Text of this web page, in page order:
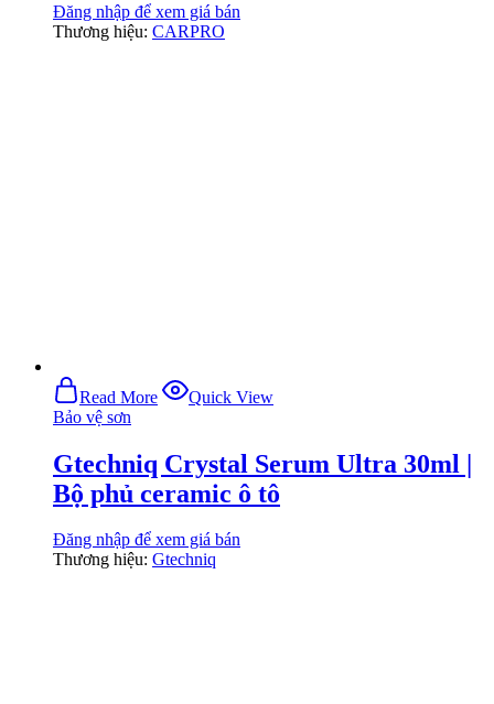
Đăng nhập để xem giá bán
Thương hiệu: CARPRO
Read More
Quick View
Bảo vệ sơn
Gtechniq Crystal Serum Ultra 30ml |
Bộ phủ ceramic ô tô
Đăng nhập để xem giá bán
Thương hiệu: Gtechniq